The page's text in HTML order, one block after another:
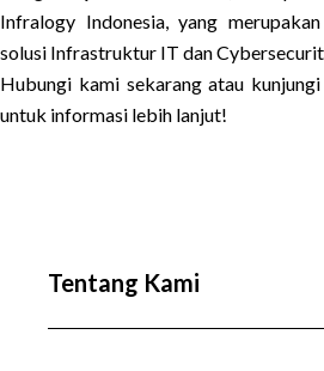
Infralogy Indonesia, yang
solusi Infrastruktur IT dan
Hubungi kami sekarang atau
untuk informasi lebih lanjut!
Tentang Kami